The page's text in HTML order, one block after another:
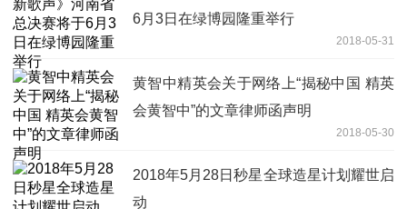
6月3日在绿博园隆重举行
2018-05-31
黄智中精英会关于网络上“揭秘中国 精英
会黄智中”的文章律师函声明
2018-05-30
2018年5月28日秒星全球造星计划耀世启
动